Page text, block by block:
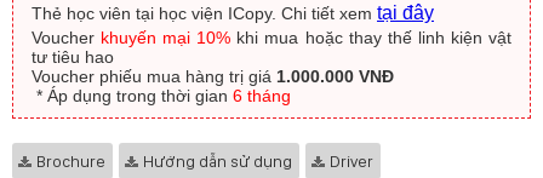
Thẻ học viên tại học viện ICopy. Chi tiết xem tại đây
Voucher khuyến mại 10% khi mua hoặc thay thế linh kiện vật
tư tiêu hao
Voucher phiếu mua hàng trị giá 1.000.000 VNĐ
​ * Áp dụng trong thời gian 6 tháng
Brochure Hướng dẫn sử dụng Driver